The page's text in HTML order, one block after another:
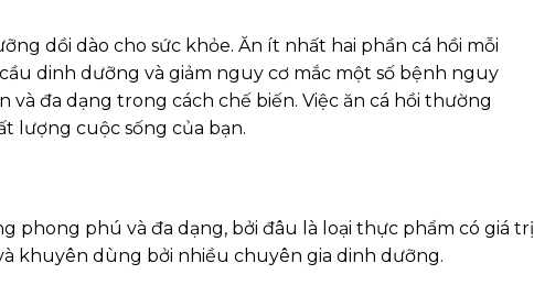
dồi dào cho sức khỏe. Ăn ít nhất hai phần cá hồi mỗi
dinh dưỡng và giảm nguy cơ mắc một số bệnh nguy
và đa dạng trong cách chế biến. Việc ăn cá hồi thường
lượng cuộc sống của bạn.
phong phú và đa dạng, bởi đâu là loại thực phẩm có giá trị
khuyên dùng bởi nhiều chuyên gia dinh dưỡng.